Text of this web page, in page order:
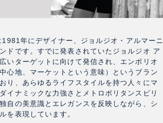
年にデザイナー、ジョルジオ・アルマーニ
ドです。すでに発表されていたジョルジオ ア
いターゲットに向けて発信され、エンポリオ
心地、マーケットという意味）というブラン
り、あらゆるライフスタイルを持つ人々にマ
イナミックな力強さとメトロポリタンスピリ
自の美意識とエレガンスを反映しながら、シ
を表現しています。